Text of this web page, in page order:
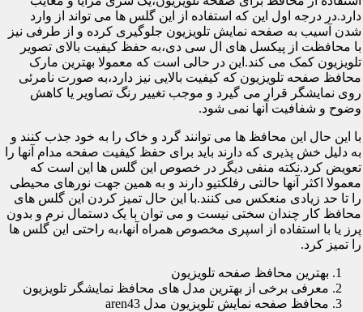
دارد.در درجه اول این که استفاده از این گلس ها می تواند از وارد
شدن آسیب به صفحه نمایش تلویزیون جلوگیری کرده و از طرفی نیز
با محافظت از پیکسل های ال سی دی،به حفظ کیفیت بالای تصویر
تلویزیون کمک می کند.این در حالی است که معمولا بهترین مارک
محافظ صفحه تلویزیون که کیفیت بالایی نیز دارد،به صورت نامرئی
روی نمایشگر قرار می گیرد و موجب تغییر رنگ تصاویر یا کاهش
وضوح و شفافیت آنها نمی شود.
با این حال این محافظ ها می توانند گرد و خاک را به خود جذب کنند و
به دلیل خش پذیری که دارند باید برای حفظ کیفیت صفحه مدام آنها را
تعویض کرد.نکته منفی دیگر در خصوص این گلس ها این است که
معمولا اکثر آنها حالتی رفلکتیو دارند و به همین جهت نورهای محیطی
را تا حد زیادی منعکس می کنند.با این حال تمیز کردن این گلس های
محافظ کار چندان سختی نیست و می توان با یک دستمال نرم و بدون
پرز یا با استفاده از اسپری مخصوص همراه آنها،به راحتی این گلس ها
را تمیز کرد.
بهترین محافظ صفحه تلویزیون
معرفی برخی از بهترین مدل های محافظ نمایشگر تلویزیون
محافظ صفحه نمایش تلویزیون مدل aren43